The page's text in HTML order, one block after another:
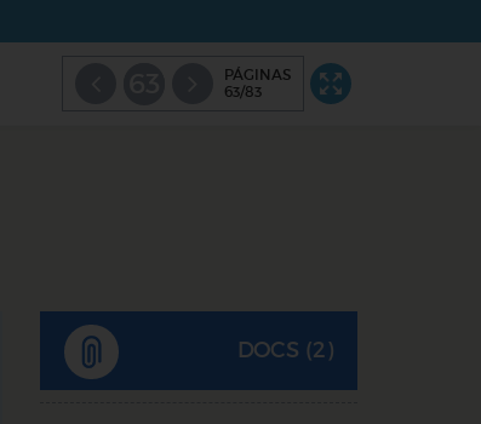
PÁGINAS
63/83
DOCS (2)